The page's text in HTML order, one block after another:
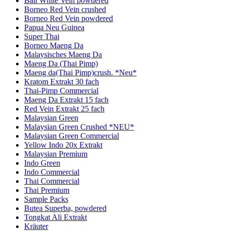
Borneo Red Vein crushed
Borneo Red Vein powdered
Papua Neu Guinea
Super Thai
Borneo Maeng Da
Malaysisches Maeng Da
Maeng Da (Thai Pimp)
Maeng da(Thai Pimp)crush. *Neu*
Kratom Extrakt 30 fach
Thai-Pimp Commercial
Maeng Da Extrakt 15 fach
Red Vein Extrakt 25 fach
Malaysian Green
Malaysian Green Crushed *NEU*
Malaysian Green Commercial
Yellow Indo 20x Extrakt
Malaysian Premium
Indo Green
Indo Commercial
Thai Commercial
Thai Premium
Sample Packs
Butea Superba, powdered
Tongkat Ali Extrakt
Kräuter